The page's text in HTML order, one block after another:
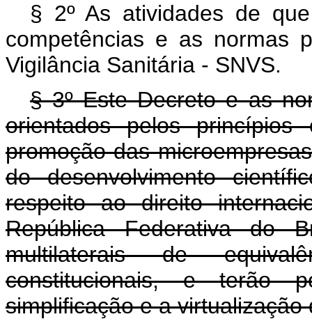
§ 2º As atividades de
competências e as normas
Vigilância Sanitária - SNVS.
§ 3º Este Decreto e as
orientados pelos princípios
promoção das
do desenvolvimento
respeito ao direito
República Federativa do
multilaterais de
constitucionais, e terão
simplificação e a